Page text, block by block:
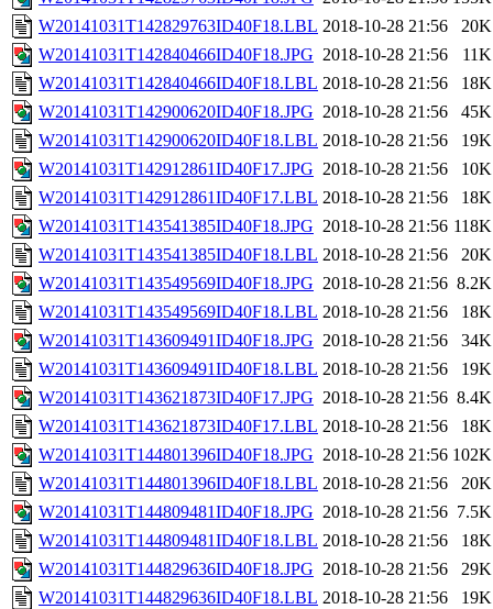
W20141031T142829763ID40F18.LBL 2018-10-28 21:56
20K
W20141031T142840466ID40F18.JPG 2018-10-28 21:56
11K
W20141031T142840466ID40F18.LBL 2018-10-28 21:56
18K
W20141031T142900620ID40F18.JPG 2018-10-28 21:56
45K
W20141031T142900620ID40F18.LBL 2018-10-28 21:56
19K
W20141031T142912861ID40F17.JPG 2018-10-28 21:56
10K
W20141031T142912861ID40F17.LBL 2018-10-28 21:56
18K
W20141031T143541385ID40F18.JPG 2018-10-28 21:56 118K
W20141031T143541385ID40F18.LBL 2018-10-28 21:56
20K
W20141031T143549569ID40F18.JPG 2018-10-28 21:56 8.2K
W20141031T143549569ID40F18.LBL 2018-10-28 21:56
18K
W20141031T143609491ID40F18.JPG 2018-10-28 21:56
34K
W20141031T143609491ID40F18.LBL 2018-10-28 21:56
19K
W20141031T143621873ID40F17.JPG 2018-10-28 21:56 8.4K
W20141031T143621873ID40F17.LBL 2018-10-28 21:56
18K
W20141031T144801396ID40F18.JPG 2018-10-28 21:56 102K
W20141031T144801396ID40F18.LBL 2018-10-28 21:56
20K
W20141031T144809481ID40F18.JPG 2018-10-28 21:56 7.5K
W20141031T144809481ID40F18.LBL 2018-10-28 21:56
18K
W20141031T144829636ID40F18.JPG 2018-10-28 21:56
29K
W20141031T144829636ID40F18.LBL 2018-10-28 21:56
19K